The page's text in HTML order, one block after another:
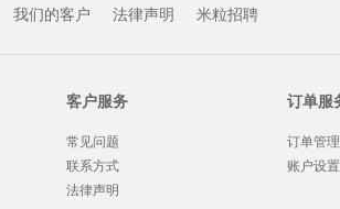
我们的客户 法律声明 米粒招聘
客户服务
常见问题
联系方式
法律声明
订单服
订单管理
账户设置